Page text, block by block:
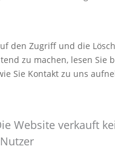
den Zugriff und die
zu machen, lesen Sie
Sie Kontakt zu uns
Website verkauft